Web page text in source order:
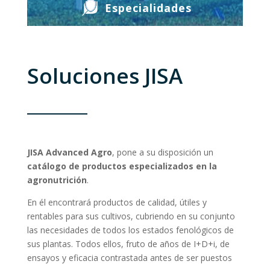
Especialidades
Soluciones JISA
JISA Advanced Agro, pone a su disposición un
catálogo de productos especializados en la
agronutrición.
En él encontrará productos de calidad, útiles y
rentables para sus cultivos, cubriendo en su conjunto
las necesidades de todos los estados fenológicos de
sus plantas. Todos ellos, fruto de años de I+D+i, de
ensayos y eficacia contrastada antes de ser puestos